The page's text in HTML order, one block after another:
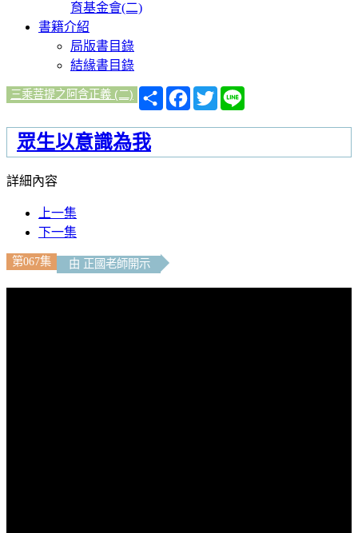
育基金會(二)
書籍介紹
局版書目錄
結緣書目錄
三乘菩提之阿含正義 (二)
分
享
Facebook
Twitter
眾生以意識為我
詳細內容
上一集
下一集
第067集 由 正國老師開示